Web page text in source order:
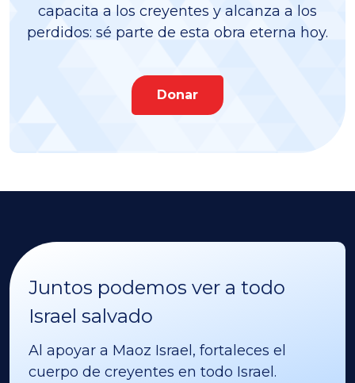
capacita a los creyentes y alcanza a los
perdidos: sé parte de esta obra eterna hoy.
Donar
Juntos podemos ver a todo
Israel salvado
Al apoyar a Maoz Israel, fortaleces el
cuerpo de creyentes en todo Israel.